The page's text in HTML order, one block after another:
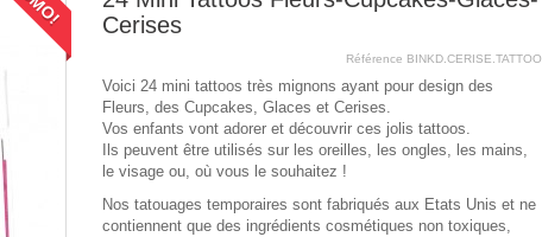
Cerises
Référence BINKD.CERISE.TATTOO
Voici 24 mini tattoos très mignons ayant pour design des
Fleurs, des Cupcakes, Glaces et Cerises.
Vos enfants vont adorer et découvrir ces jolis tattoos.
Ils peuvent être utilisés sur les oreilles, les ongles, les mains,
le visage ou, où vous le souhaitez !
Nos tatouages temporaires sont fabriqués aux Etats Unis et ne
contiennent que des ingrédients cosmétiques non toxiques,